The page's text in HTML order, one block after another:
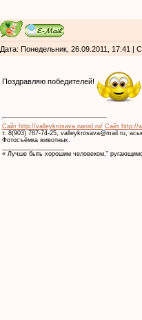
Дата: Понедельник, 26.09.2011, 17:41 |
Поздравляю победителей!
Сайт http://valleykrosava.narod.ru/ Сайт http://
т. 8(903) 787-74-25, valleykrosava@mail.ru,
Фотосъёмка животных.
« Лучше быть хорошим человеком,"